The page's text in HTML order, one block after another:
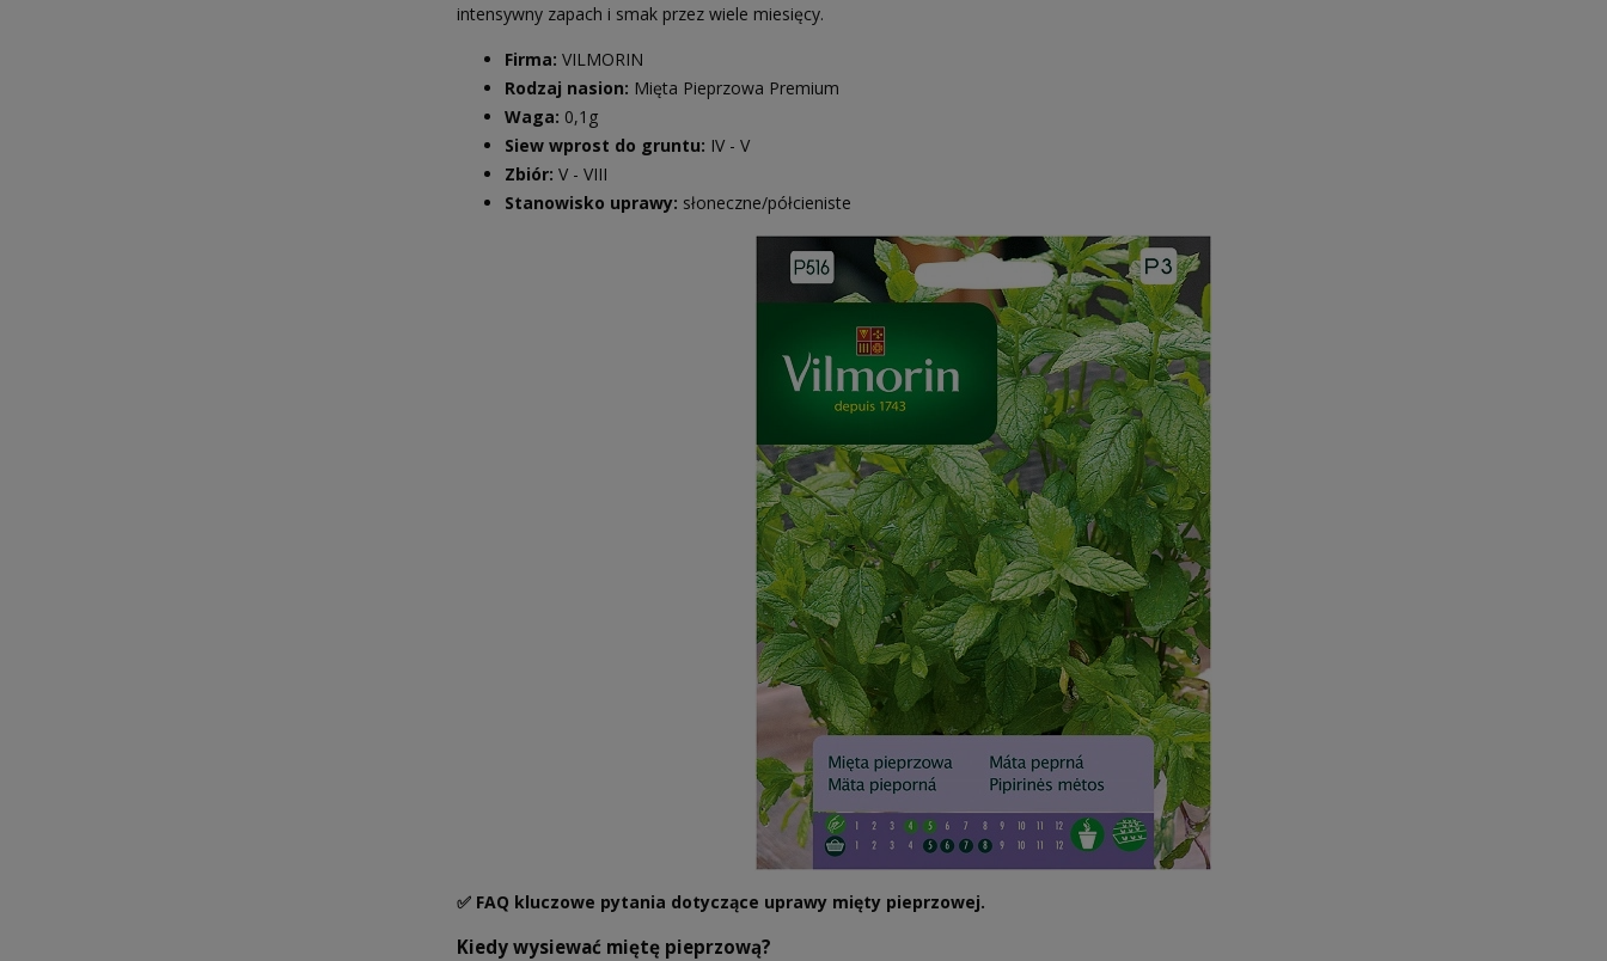
intensywny zapach i smak przez wiele miesięcy.
Firma: VILMORIN
Rodzaj nasion: Mięta Pieprzowa Premium
Waga: 0,1g
Siew wprost do gruntu: IV - V
Zbiór: V - VIII
Stanowisko uprawy: słoneczne/półcieniste
✅ FAQ kluczowe pytania dotyczące uprawy mięty pieprzowej.
Kiedy wysiewać miętę pieprzową?